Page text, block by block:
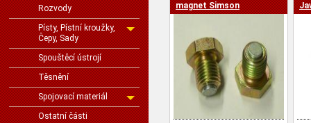
Rozvody
Písty, Pístní kroužky,
Čepy, Sady
Spouštěcí ústrojí
Těsnění
Spojovací materiál
Ostatní části
magnet Simson